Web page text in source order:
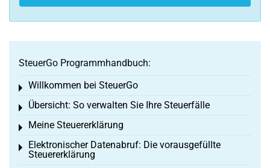
SteuerGo Programmhandbuch:
Willkommen bei SteuerGo
Toggle menu
Übersicht: So verwalten Sie Ihre Steuerfälle
Toggle menu
Meine Steuererklärung
Toggle menu
Elektronischer Datenabruf: Die vorausgefüllte
Steuererklärung
Toggle menu